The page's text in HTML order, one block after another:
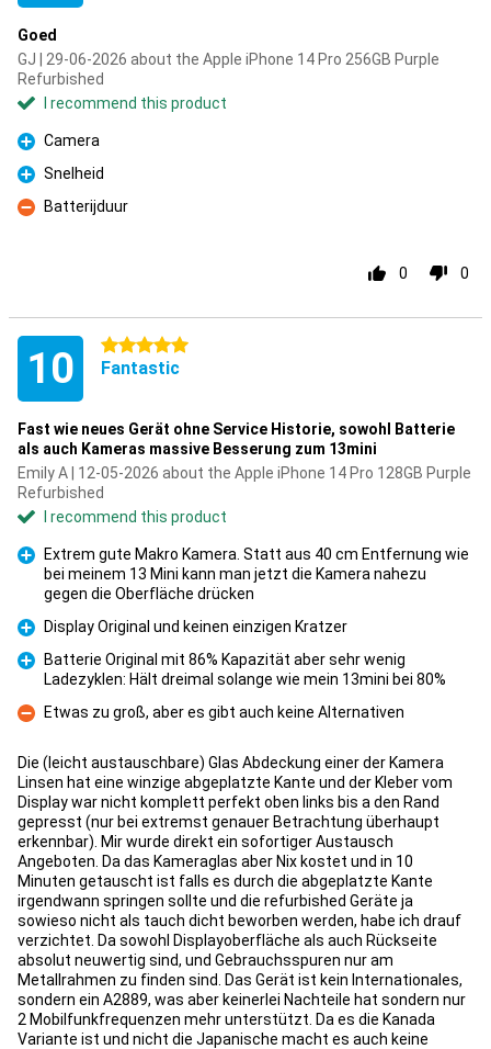
Goed
GJ | 29-06-2026 about the Apple iPhone 14 Pro 256GB Purple
Refurbished
I recommend this product
Pro
Camera
Pro
Snelheid
Con
Batterijduur
0 0
10 5 stars
Fantastic
Fast wie neues Gerät ohne Service Historie, sowohl Batterie
als auch Kameras massive Besserung zum 13mini
Emily A | 12-05-2026 about the Apple iPhone 14 Pro 128GB Purple
Refurbished
I recommend this product
Extrem gute Makro Kamera. Statt aus 40 cm Entfernung wie
bei meinem 13 Mini kann man jetzt die Kamera nahezu
gegen die Oberfläche drücken
Pro
Display Original und keinen einzigen Kratzer
Batterie Original mit 86% Kapazität aber sehr wenig
Ladezyklen: Hält dreimal solange wie mein 13mini bei 80%
Con
Etwas zu groß, aber es gibt auch keine Alternativen
Die (leicht austauschbare) Glas Abdeckung einer der Kamera
Linsen hat eine winzige abgeplatzte Kante und der Kleber vom
Display war nicht komplett perfekt oben links bis a den Rand
gepresst (nur bei extremst genauer Betrachtung überhaupt
erkennbar). Mir wurde direkt ein sofortiger Austausch
Angeboten. Da das Kameraglas aber Nix kostet und in 10
Minuten getauscht ist falls es durch die abgeplatzte Kante
irgendwann springen sollte und die refurbished Geräte ja
sowieso nicht als tauch dicht beworben werden, habe ich drauf
verzichtet. Da sowohl Displayoberfläche als auch Rückseite
absolut neuwertig sind, und Gebrauchsspuren nur am
Metallrahmen zu finden sind. Das Gerät ist kein Internationales,
sondern ein A2889, was aber keinerlei Nachteile hat sondern nur
2 Mobilfunkfrequenzen mehr unterstützt. Da es die Kanada
Variante ist und nicht die Japanische macht es auch keine